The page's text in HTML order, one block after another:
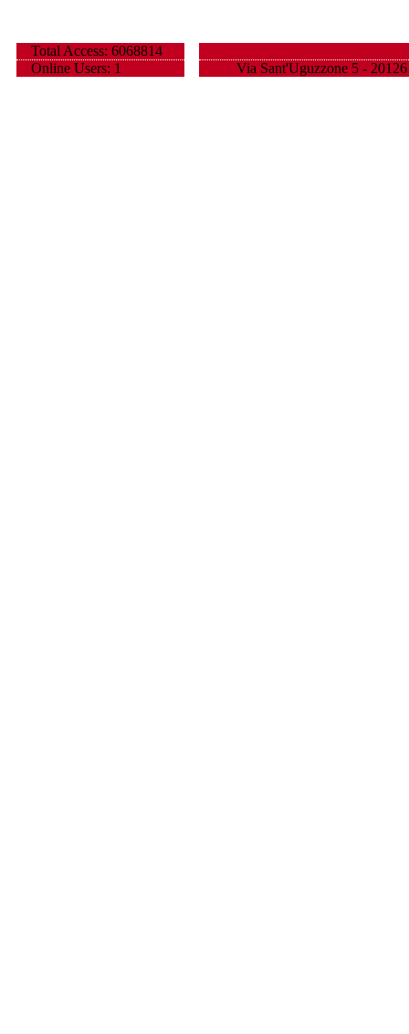
Total Access: 6068814
Online Users: 1
Via Sant'Uguzzone 5 -